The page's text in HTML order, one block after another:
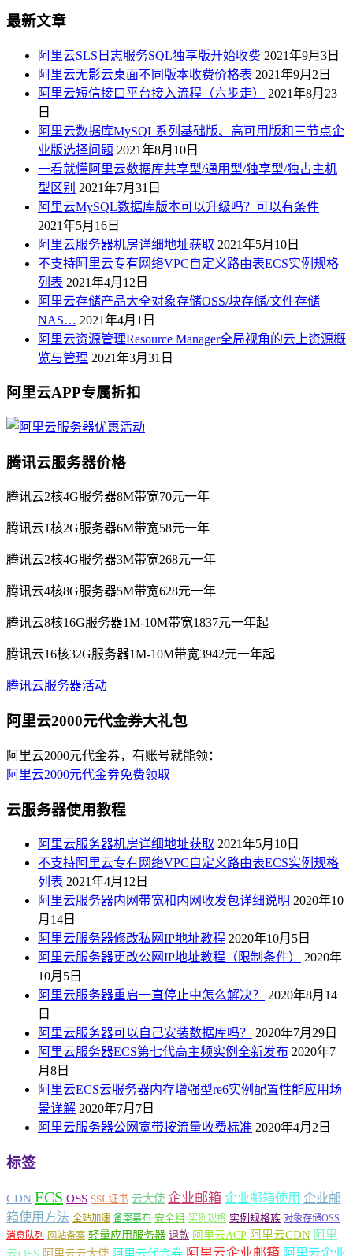
最新文章
阿里云SLS日志服务SQL独享版开始收费 2021年9月3日
阿里云无影云桌面不同版本收费价格表 2021年9月2日
阿里云短信接口平台接入流程（六步走）
2021年8月23
日
阿里云数据库MySQL系列基础版、高可用版和三节点企
业版选择问题 2021年8月10日
一看就懂阿里云数据库共享型/通用型/独享型/独占主机
型区别 2021年7月31日
阿里云MySQL数据库版本可以升级吗？可以有条件
2021年5月16日
阿里云服务器机房详细地址获取 2021年5月10日
不支持阿里云专有网络VPC自定义路由表ECS实例规格
列表 2021年4月12日
阿里云存储产品大全对象存储OSS/块存储/文件存储
NAS… 2021年4月1日
阿里云资源管理Resource Manager全局视角的云上资源概
览与管理 2021年3月31日
阿里云APP专属折扣
腾讯云服务器价格
腾讯云2核4G服务器8M带宽70元一年
腾讯云1核2G服务器6M带宽58元一年
腾讯云2核4G服务器3M带宽268元一年
腾讯云4核8G服务器5M带宽628元一年
腾讯云8核16G服务器1M-10M带宽1837元一年起
腾讯云16核32G服务器1M-10M带宽3942元一年起
腾讯云服务器活动
阿里云2000元代金券大礼包
阿里云2000元代金券，有账号就能领：
阿里云2000元代金券免费领取
云服务器使用教程
阿里云服务器机房详细地址获取 2021年5月10日
不支持阿里云专有网络VPC自定义路由表ECS实例规格
列表 2021年4月12日
阿里云服务器内网带宽和内网收发包详细说明 2020年10
月14日
阿里云服务器修改私网IP地址教程 2020年10月5日
阿里云服务器更改公网IP地址教程（限制条件）
2020年
10月5日
阿里云服务器重启一直停止中怎么解决？
2020年8月14
日
阿里云服务器可以自己安装数据库吗？
2020年7月29日
阿里云服务器ECS第七代高主频实例全新发布 2020年7
月8日
阿里云ECS云服务器内存增强型re6实例配置性能应用场
景详解 2020年7月7日
阿里云服务器公网宽带按流量收费标准 2020年4月2日
标签
CDN ECS OSS SSL证书 云大使 企业邮箱 企业邮箱使用 企业邮
箱使用方法 全站加速 备案幕布 安全组 实例规格 实例规格族 对象存储OSS
消息队列
网站备案 轻量应用服务器 退款 阿里云ACP 阿里云CDN 阿里
云OSS 阿里云云大使 阿里云代金券 阿里云企业邮箱 阿里云企业